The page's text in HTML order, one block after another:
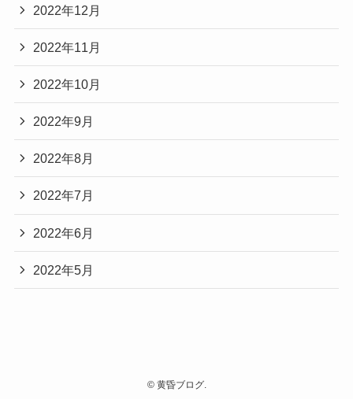
2022年12月
2022年11月
2022年10月
2022年9月
2022年8月
2022年7月
2022年6月
2022年5月
©黄昏ブログ.